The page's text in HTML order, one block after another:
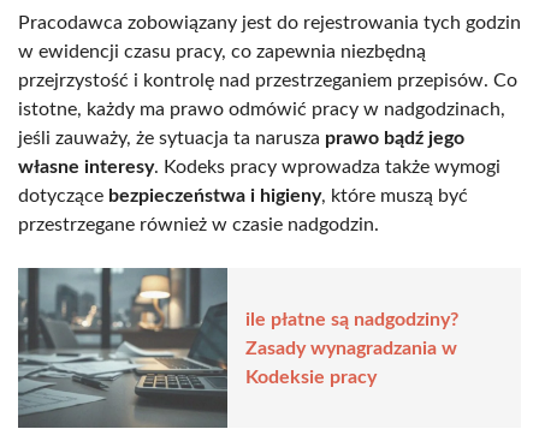
Pracodawca zobowiązany jest do rejestrowania tych godzin
w ewidencji czasu pracy, co zapewnia niezbędną
przejrzystość i kontrolę nad przestrzeganiem przepisów. Co
istotne, każdy ma prawo odmówić pracy w nadgodzinach,
jeśli zauważy, że sytuacja ta narusza prawo bądź jego
własne interesy. Kodeks pracy wprowadza także wymogi
dotyczące bezpieczeństwa i higieny, które muszą być
przestrzegane również w czasie nadgodzin.
ile płatne są nadgodziny?
Zasady wynagradzania w
Kodeksie pracy